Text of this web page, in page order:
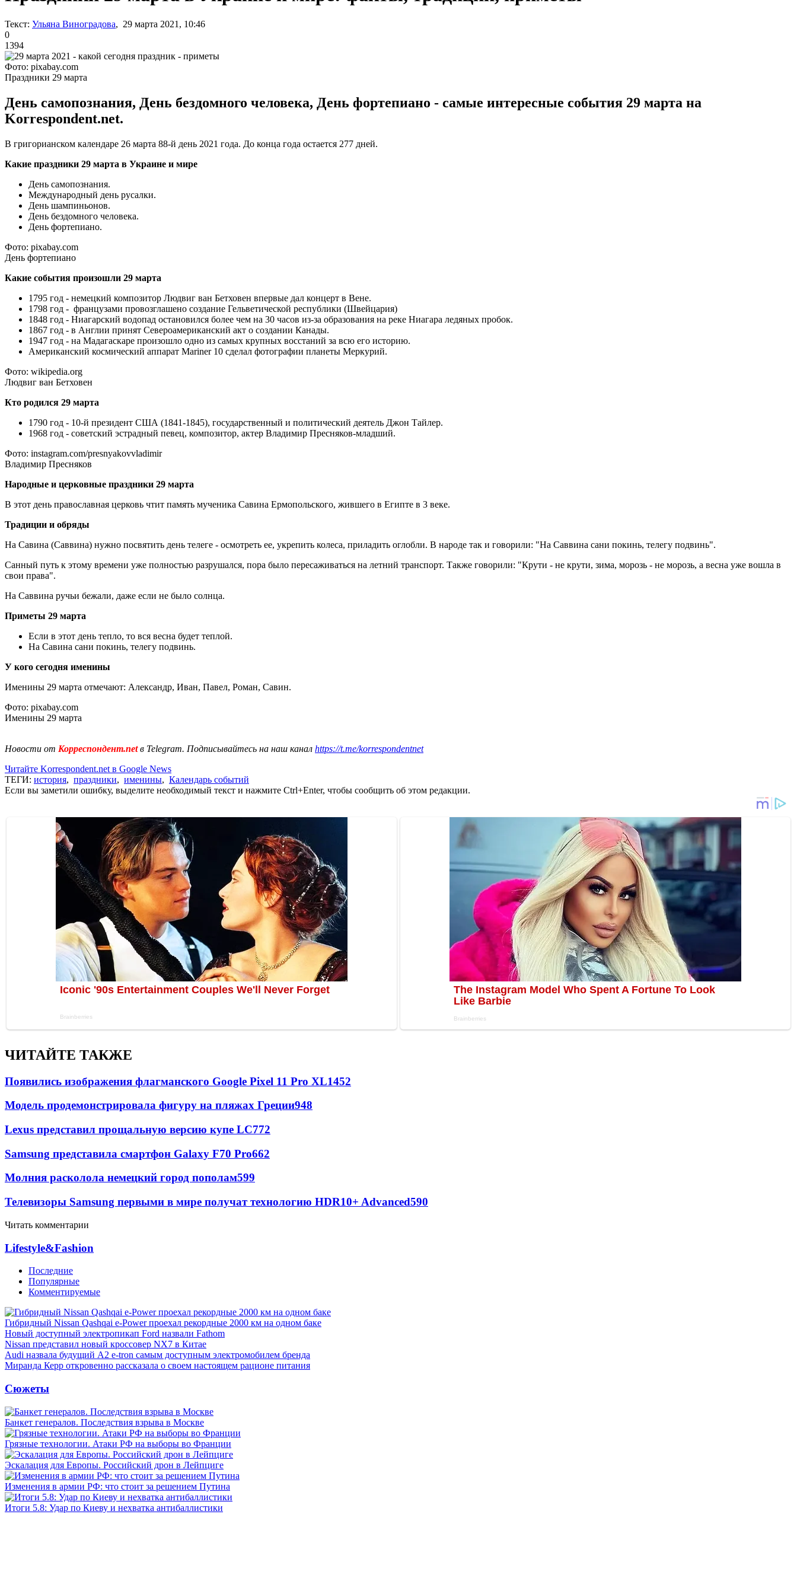
Текст: Ульяна Виноградова, 29 марта 2021, 10:46
0
1394
Фото: pixabay.com
Праздники 29 марта
День самопознания, День бездомного человека, День фортепиано - самые интересные события 29 марта на
Korrespondent.net.
В григорианском календаре 26 марта 88-й день 2021 года. До конца года остается 277 дней.
Какие праздники 29 марта в Украине и мире
День самопознания.
Международный день русалки.
День шампиньонов.
День бездомного человека.
День фортепиано.
Фото: pixabay.com
День фортепиано
Какие события произошли 29 марта
1795 год - немецкий композитор Людвиг ван Бетховен впервые дал концерт в Вене.
1798 год - французами провозглашено создание Гельветической республики (Швейцария)
1848 год - Ниагарский водопад остановился более чем на 30 часов из-за образования на реке Ниагара ледяных пробок.
1867 год - в Англии принят Североамериканский акт о создании Канады.
1947 год - на Мадагаскаре произошло одно из самых крупных восстаний за всю его историю.
Американский космический аппарат Mariner 10 сделал фотографии планеты Меркурий.
Фото: wikipedia.org
Людвиг ван Бетховен
Кто родился 29 марта
1790 год - 10-й президент США (1841-1845), государственный и политический деятель Джон Тайлер.
1968 год - советский эстрадный певец, композитор, актер Владимир Пресняков-младший.
Фото: instagram.com/presnyakovvladimir
Владимир Пресняков
Народные и церковные праздники 29 марта
В этот день православная церковь чтит память мученика Савина Ермопольского, жившего в Египте в 3 веке.
Традиции и обряды
На Савина (Саввина) нужно посвятить день телеге - осмотреть ее, укрепить колеса, приладить оглобли. В народе так и говорили: "На Саввина сани покинь, телегу подвинь".
Санный путь к этому времени уже полностью разрушался, пора было пересаживаться на летний транспорт. Также говорили: "Крути - не крути, зима, морозь - не морозь, а весна уже вошла в
свои права".
На Саввина ручьи бежали, даже если не было солнца.
Приметы 29 марта
Если в этот день тепло, то вся весна будет теплой.
На Савина сани покинь, телегу подвинь.
У кого сегодня именины
Именины 29 марта отмечают: Александр, Иван, Павел, Роман, Савин.
Фото: pixabay.com
Именины 29 марта
Новости от Корреспондент.netв Telegram. Подписывайтесь на наш канал https://t.me/korrespondentnet
Читайте Korrespondent.net в Google News
ТЕГИ: история, праздники, именины, Календарь событий
Если вы заметили ошибку, выделите необходимый текст и нажмите Ctrl+Enter, чтобы сообщить об этом редакции.
ЧИТАЙТЕ ТАКЖЕ
Появились изображения флагманского Google Pixel 11 Pro XL1452
Модель продемонстрировала фигуру на пляжах Греции948
Lexus представил прощальную версию купе LC772
Samsung представила смартфон Galaxy F70 Pro662
Молния расколола немецкий город пополам599
Телевизоры Samsung первыми в мире получат технологию HDR10+ Advanced590
Читать комментарии
Lifestyle&Fashion
Последние
Популярные
Комментируемые
Гибридный Nissan Qashqai e-Power проехал рекордные 2000 км на одном баке
Новый доступный электропикап Ford назвали Fathom
Nissan представил новый кроссовер NX7 в Китае
Audi назвала будущий A2 e-tron самым доступным электромобилем бренда
Миранда Керр откровенно рассказала о своем настоящем рационе питания
Сюжеты
Банкет генералов. Последствия взрыва в Москве
Грязные технологии. Атаки РФ на выборы во Франции
Эскалация для Европы. Российский дрон в Лейпциге
Изменения в армии РФ: что стоит за решением Путина
Итоги 5.8: Удар по Киеву и нехватка антибаллистики